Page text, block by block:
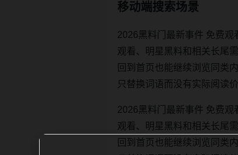
移动端搜索场景
2026黑料门最新事件 免费
观看、明星黑料和相关长尾
回到首页也能继续浏览同类
只替换词语而没有实际阅读价
2026黑料门最新事件 免费
观看、明星黑料和相关长尾
回到首页也能继续浏览同类